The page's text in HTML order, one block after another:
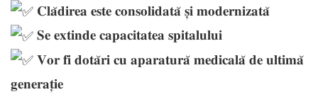
𝐂𝐥𝐚̆𝐝𝐢𝐫𝐞𝐚 𝐞𝐬𝐭𝐞 𝐜𝐨𝐧𝐬𝐨𝐥𝐢𝐝𝐚𝐭𝐚̆ 𝐬̦𝐢 𝐦𝐨𝐝𝐞𝐫𝐧𝐢𝐳𝐚𝐭𝐚̆
𝐒𝐞 𝐞𝐱𝐭𝐢𝐧𝐝𝐞 𝐜𝐚𝐩𝐚𝐜𝐢𝐭𝐚𝐭𝐞𝐚 𝐬𝐩𝐢𝐭𝐚𝐥𝐮𝐥𝐮𝐢
𝐕𝐨𝐫 𝐟𝐢 𝐝𝐨𝐭𝐚̆𝐫𝐢 𝐜𝐮 𝐚𝐩𝐚𝐫𝐚𝐭𝐮𝐫𝐚̆ 𝐦𝐞𝐝𝐢𝐜𝐚𝐥𝐚̆ 𝐝𝐞 𝐮𝐥𝐭𝐢𝐦𝐚̆
𝐠𝐞𝐧𝐞𝐫𝐚𝐭̦𝐢𝐞